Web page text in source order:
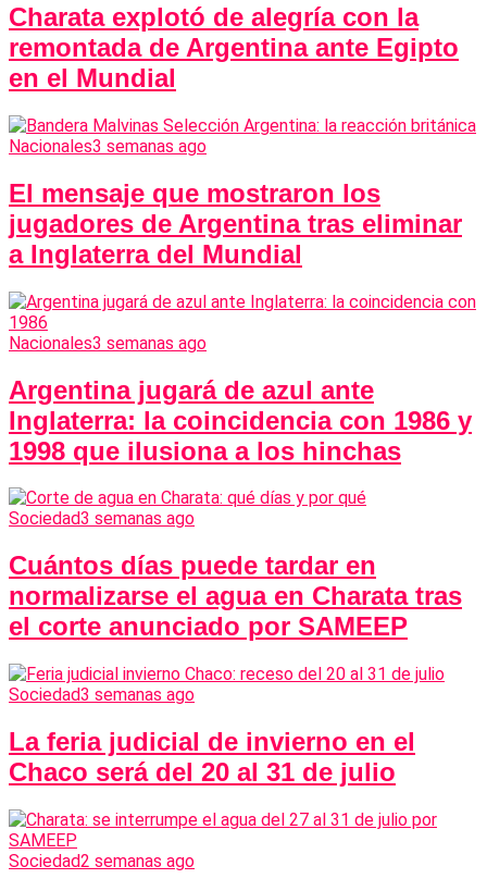
Charata explotó de alegría con la
remontada de Argentina ante Egipto
en el Mundial
Nacionales3 semanas ago
El mensaje que mostraron los
jugadores de Argentina tras eliminar
a Inglaterra del Mundial
Nacionales3 semanas ago
Argentina jugará de azul ante
Inglaterra: la coincidencia con 1986 y
1998 que ilusiona a los hinchas
Sociedad3 semanas ago
Cuántos días puede tardar en
normalizarse el agua en Charata tras
el corte anunciado por SAMEEP
Sociedad3 semanas ago
La feria judicial de invierno en el
Chaco será del 20 al 31 de julio
Sociedad2 semanas ago